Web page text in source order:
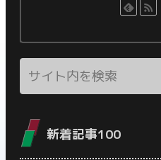
新着記事100